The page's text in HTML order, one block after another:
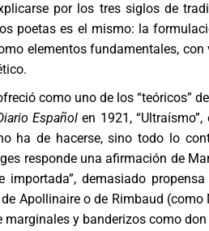
por los tres siglos de
poetas es el mismo: la
elementos fundamentales,
como uno de los “teóricos”
Españolen 1921,
ha de hacerse, sino todo lo
responde una afirmación de
importada”, demasiado
Apollinaire o de Rimbaud
y banderizos como